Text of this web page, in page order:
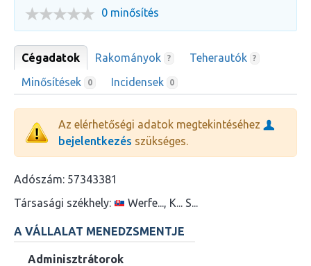
0 minősítés
Cégadatok Rakományok ? Teherautók ?
Minősítések 0 Incidensek 0
Az elérhetőségi adatok megtekintéséhez
bejelentkezés szükséges.
Adószám: 57343381
Társasági székhely:
Werfe..., K... S...
A VÁLLALAT MENEDZSMENTJE
Adminisztrátorok